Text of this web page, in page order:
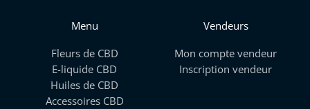
Menu
Fleurs de CBD
E-liquide CBD
Huiles de CBD
Accessoires CBD
Vendeurs
Mon compte vendeur
Inscription vendeur